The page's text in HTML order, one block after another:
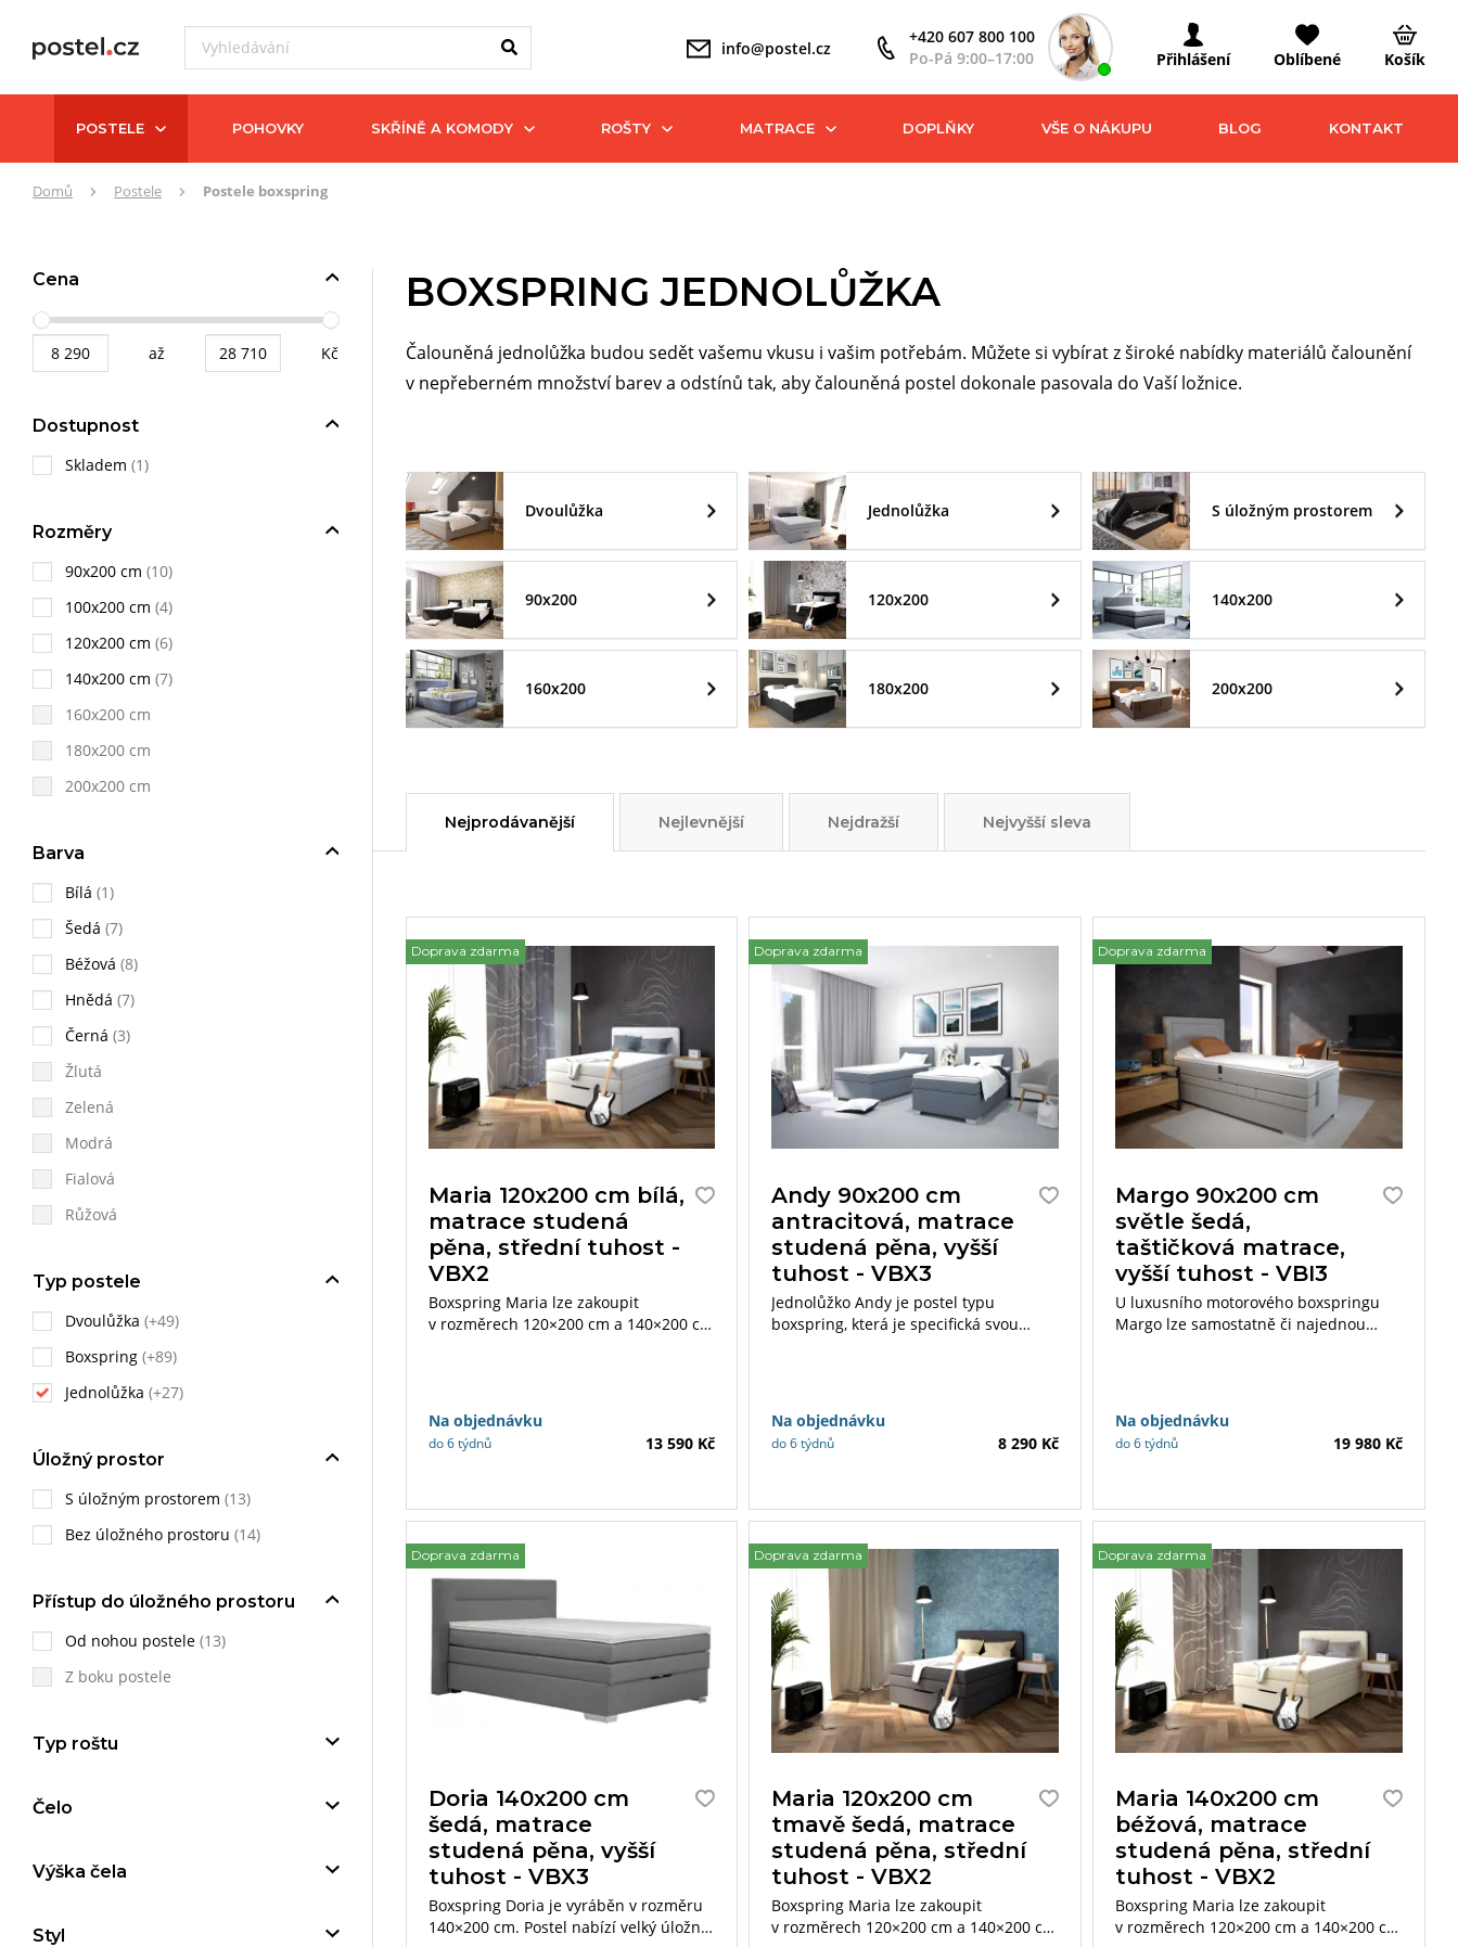
info@postel.cz
+420 607 800 100
Po-Pá 9:00–17:00
Přihlášení Oblíbené Košík
POSTELE POHOVKY SKŘÍNĚ A KOMODY ROŠTY MATRACE DOPLŇKY VŠE O NÁKUPU BLOG KONTAKT
ZdeDomů Postele Postele boxspring
BOXSPRING JEDNOLŮŽKA
Čalouněná jednolůžka budou sedět vašemu vkusu i vašim potřebám. Můžete si vybírat z široké nabídky materiálů čalounění
v nepřeberném množství barev a odstínů tak, aby čalouněná postel dokonale pasovala do Vaší ložnice.
Dvoulůžka Jednolůžka S úložným prostorem
90x200 120x200 140x200
160x200 180x200 200x200
Cena
až Kč
Dostupnost
Skladem (1)
Rozměry
90x200 cm (10)
100x200 cm (4)
120x200 cm (6)
140x200 cm (7)
160x200 cm
180x200 cm
200x200 cm
Barva
Bílá (1)
Šedá (7)
Béžová (8)
Hnědá (7)
Černá (3)
Žlutá
Zelená
Modrá
Fialová
Růžová
Typ postele
Dvoulůžka (+49)
Boxspring (+89)
Jednolůžka (+27)
Úložný prostor
S úložným prostorem (13)
Bez úložného prostoru (14)
Přístup do úložného prostoru
Od nohou postele (13)
Z boku postele
Typ roštu
Čelo
Výška čela
Styl
Nejprodávanější Nejlevnější Nejdražší Nejvyšší sleva
Doprava zdarma
Maria 120x200 cm bílá,
matrace studená
pěna, střední tuhost -
VBX2
Boxspring Maria lze zakoupit
v rozměrech 120×200 cm a 140×200 cm
Na objednávku
do 6 týdnů 13 590 Kč
Doprava zdarma
Andy 90x200 cm
antracitová, matrace
studená pěna, vyšší
tuhost - VBX3
Jednolůžko Andy je postel typu
boxspring, která je specifická svou
Na objednávku
do 6 týdnů 8 290 Kč
Doprava zdarma
Margo 90x200 cm
světle šedá,
taštičková matrace,
vyšší tuhost - VBI3
U luxusního motorového boxspringu
Margo lze samostatně či najednou
100×200 cm.
Na objednávku
do 6 týdnů 19 980 Kč
Doprava zdarma
Doria 140x200 cm
šedá, matrace
studená pěna, vyšší
tuhost - VBX3
Boxspring Doria je vyráběn v rozměru
140×200 cm. Postel nabízí velký úložný
Doprava zdarma
Maria 120x200 cm
tmavě šedá, matrace
studená pěna, střední
tuhost - VBX2
Boxspring Maria lze zakoupit
v rozměrech 120×200 cm a 140×200 cm
Doprava zdarma
Maria 140x200 cm
béžová, matrace
studená pěna, střední
tuhost - VBX2
Boxspring Maria lze zakoupit
v rozměrech 120×200 cm a 140×200 cm